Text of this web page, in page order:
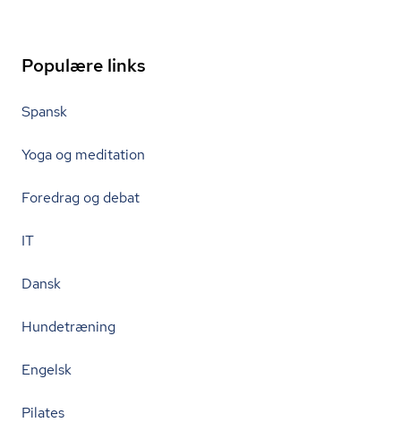
Populære links
Spansk
Yoga og meditation
Foredrag og debat
IT
Dansk
Hundetræning
Engelsk
Pilates